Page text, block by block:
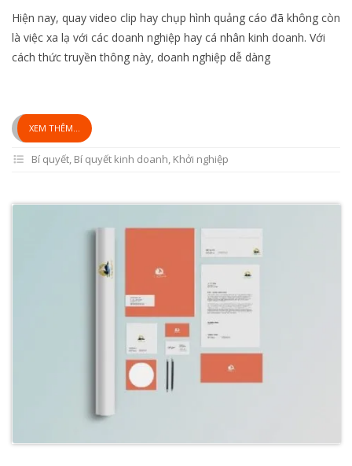
Hiện nay, quay video clip hay chụp hình quảng cáo đã không còn
là việc xa lạ với các doanh nghiệp hay cá nhân kinh doanh. Với
cách thức truyền thông này, doanh nghiệp dễ dàng
XEM THÊM...
Bí quyết, Bí quyết kinh doanh, Khởi nghiệp